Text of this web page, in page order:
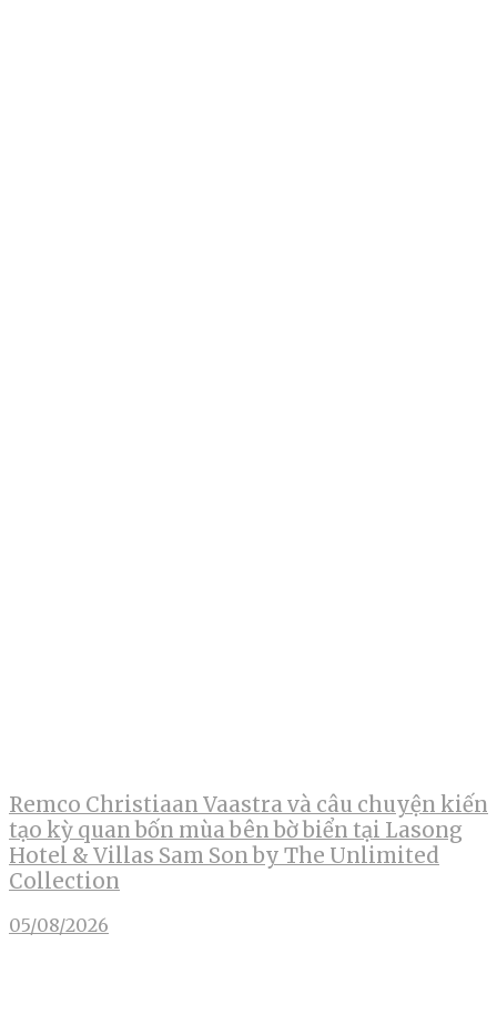
Remco Christiaan Vaastra và câu chuyện kiến
tạo kỳ quan bốn mùa bên bờ biển tại Lasong
Hotel & Villas Sam Son by The Unlimited
Collection
05/08/2026